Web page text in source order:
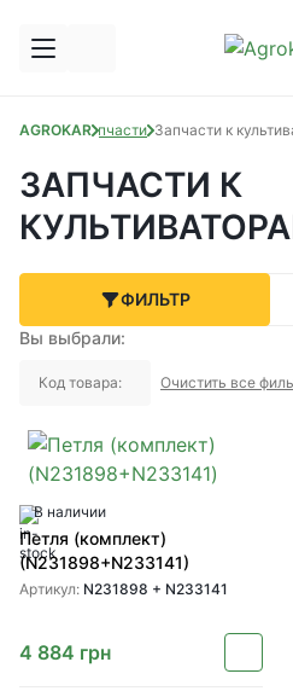
AGROKARЗапчасти Запчасти к
ЗАПЧАСТИ К
ФИЛЬТР
Вы выбрали:
Код товара: Очистить все
В наличии
Петля (комплект)
(N231898+N233141)
Артикул: N231898 + N233141
4 884 грн